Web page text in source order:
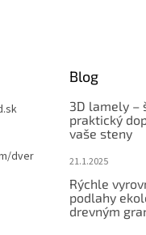
dver
Blog
3D lamely –
praktický
vaše steny
21.1.2025
Rýchle
podlahy
drevným